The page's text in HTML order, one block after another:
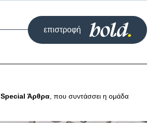
επιστροφή
Special Άρθρα , που συντάσσει η ομάδα